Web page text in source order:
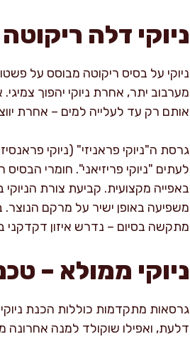
ניוקי דלה
ניוקי על בסיס ריקוטה מבוסס על
מערבוב יתר, אחרת ניוקי יהפוך
אותם רק עד לעלייה למים – אחרת
גרסת ה"ניוקי פראניזי" (ניוקי
לעתים "ניוקי פריזיאני". חומרי
באפייה מקצועית. קביעת צורת
משפיעה באופן ישיר על מרקם
מתקשה בסיום – נדרש איזון דקדקני
ניוקי ממולא –
גרסאות מתקדמות כוללות הכנת
דלעת, ואפילו שוקולד למנה